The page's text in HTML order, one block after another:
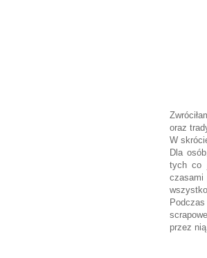
oraz
W
Dla
tych co
czasami
przez